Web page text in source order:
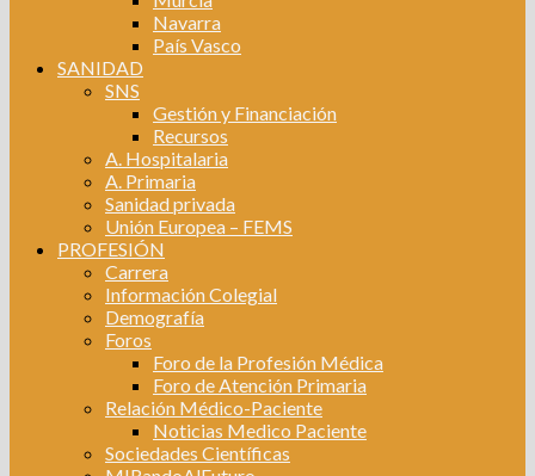
Navarra
País Vasco
SANIDAD
SNS
Gestión y Financiación
Recursos
A. Hospitalaria
A. Primaria
Sanidad privada
Unión Europea – FEMS
PROFESIÓN
Carrera
Información Colegial
Demografía
Foros
Foro de la Profesión Médica
Foro de Atención Primaria
Relación Médico-Paciente
Noticias Medico Paciente
Sociedades Científicas